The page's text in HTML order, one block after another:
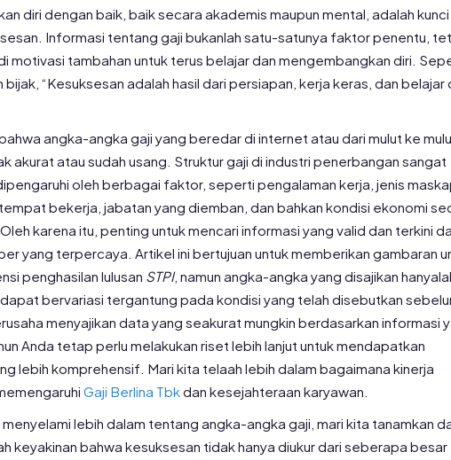
diri dengan baik, baik secara akademis maupun mental, adalah
Informasi tentang gaji bukanlah satu-satunya faktor penentu,
motivasi tambahan untuk terus belajar dan mengembangkan diri.
“Kesuksesan adalah hasil dari persiapan, kerja keras, dan belajar
angka-angka gaji yang beredar di internet atau dari mulut ke
akurat atau sudah usang. Struktur gaji di industri penerbangan sangat
oleh berbagai faktor, seperti pengalaman kerja, jenis
bekerja, jabatan yang diemban, dan bahkan kondisi ekonomi
karena itu, penting untuk mencari informasi yang valid dan terkini
yang terpercaya. Artikel ini bertujuan untuk memberikan gambaran
penghasilan lulusan STPI, namun angka-angka yang disajikan
bervariasi tergantung pada kondisi yang telah disebutkan
menyajikan data yang seakurat mungkin berdasarkan informasi
Anda tetap perlu melakukan riset lebih lanjut untuk mendapatkan
lebih komprehensif. Mari kita telaah lebih dalam bagaimana kinerja
Gaji Berlina Tbkdan kesejahteraan karyawan.
lebih dalam tentang angka-angka gaji, mari kita tanamkan
keyakinan bahwa kesuksesan tidak hanya diukur dari seberapa besar